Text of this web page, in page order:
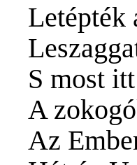
Letépték
S most
A
Az